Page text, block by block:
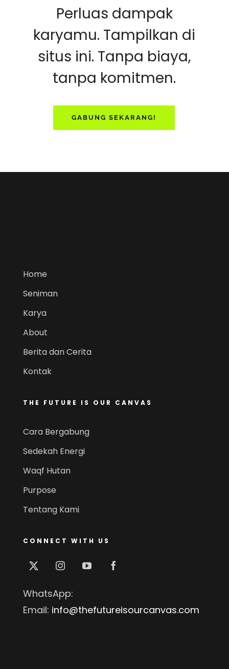
Perluas dampak
karyamu. Tampilkan di
situs ini. Tanpa biaya,
tanpa komitmen.
GABUNG SEKARANG!
Home
Seniman
Karya
About
Berita dan Cerita
Kontak
THE FUTURE IS OUR CANVAS
Cara Bergabung
Sedekah Energi
Waqf Hutan
Purpose
Tentang Kami
CONNECT WITH US
WhatsApp:
Email: info@thefutureisourcanvas.com